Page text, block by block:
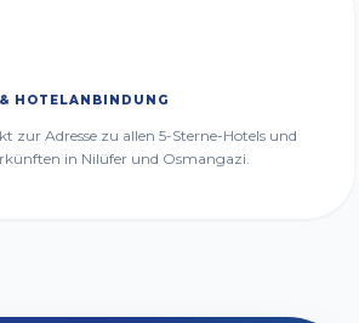
HOTELANBINDUNG
zur Adresse zu allen 5-Sterne-Hotels und
in Nilüfer und Osmangazi.